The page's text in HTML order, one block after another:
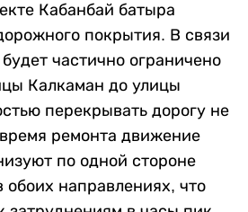
Кабанбай батыра
покрытия. В связи
частично ограничено
Калкаман до улицы
перекрывать дорогу не
ремонта движение
по одной стороне
обоих направлениях, что